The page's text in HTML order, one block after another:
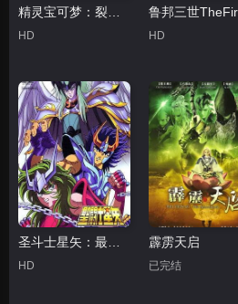
精灵宝可梦：裂空的访问者代欧奇希斯国语
HD
鲁邦三世
HD
HD
霹雳天启
已完结